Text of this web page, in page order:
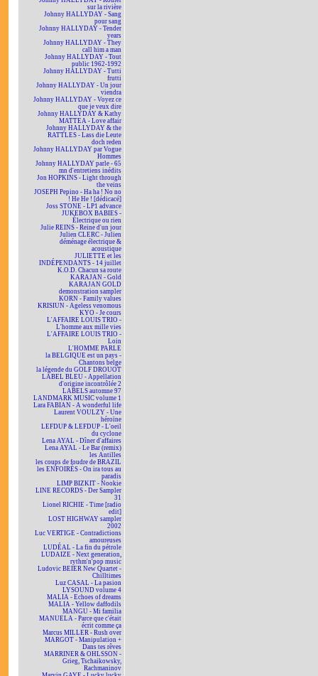
sur la rivière
Johnny HALLYDAY - Sang
pour sang
Johnny HALLYDAY - Tender
years
Johnny HALLYDAY - They
call him a man
Johnny HALLYDAY - Tout
public 1962-1992
Johnny HALLYDAY - Tutti
frutti
Johnny HALLYDAY - Un jour
viendra
Johnny HALLYDAY - Voyez ce
que je veux dire
Johnny HALLYDAY & Kathy
MATTEA - Love affair
Johnny HALLYDAY & the
RATTLES - Lass die Leute
doch reden
Johnny HALLYDAY par Vogue
Hommes
Johnny HALLYDAY parle - 65
mn d'entretiens inédits
Jon HOPKINS - Light through
the veins
JOSEPH Pepino - Ha ha ! No no
! He He ! [dédicacé]
Joss STONE - LP1 advance
JUKEBOX BABIES -
Électrique ou rien
Julie REINS - Reine d'un jour
Julien CLERC - Julien
déménage électrique &
acoustique
JULIETTE et les
INDÉPENDANTS - 14 juillet
K.O.D. Chacun sa route
KARAJAN - Gold
KARAJAN GOLD
demonstration sampler
KORN - Family values
KRISIUN - Ageless venomous
KYO - Je cours
L'AFFAIRE LOUIS TRIO -
L'homme aux mille vies
L'AFFAIRE LOUIS TRIO -
Loin
L'HOMME PARLE
la BELGIQUE est un pays -
Chantons belge
la légende du GOLF DROUOT
LABEL BLEU - Appellation
d'origine incontrôlée 2
LABELS automne 97
LANDMARK MUSIC volume 1
Lara FABIAN - A wonderful life
Laurent VOULZY - Une
héroïne
LEFDUP & LEFDUP - L'oeil
du cyclone
Lena AYAL - Dîner d'affaires
Lena AYAL - Le Bar (remix)
les Antilles
les coups de foudre de BRAZIL
les ENFOIRÉS - On ira tous au
paradis
LIMP BIZKIT - Nookie
LINE RECORDS - Der Sampler
31
Lionel RICHIE - Time [radio
edit]
LOST HIGHWAY sampler
2002
Luc VERTIGE - Contradictions
amoureuses
LUDÉAL - La fin du pétrole
LUDAIZE - Next generation,
rythm'n'pop music
Ludovic BEIER New Quartet -
Chilltimes
Luz CASAL - La pasion
LYSOUND volume 4
MALIA - Echoes of dreams
MALIA - Yellow daffodils
MANGU - Mi familia
MANUELA - Parce que c'était
écrit comme ça
Marcus MILLER - Rush over
MARGOT - Manipulation +
Dans tes rêves
MARRINER & OHLSSON -
Grieg, Tschaikowsky,
Rachmaninov